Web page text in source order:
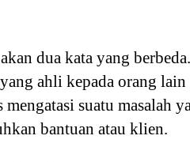
dua kata yang
ahli kepada orang
suatu masalah
bantuan atau klien.